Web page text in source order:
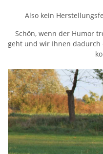
Also kein
Schön, wenn der Humor
geht und wir Ihnen dadurch